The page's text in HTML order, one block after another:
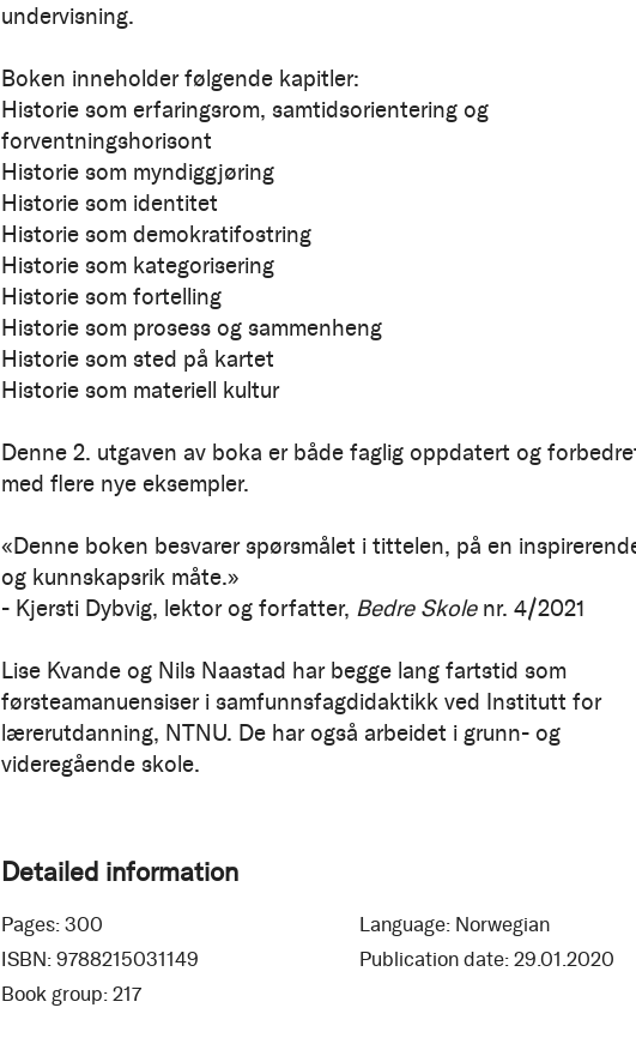
undervisning.
Boken inneholder følgende kapitler:
Historie som erfaringsrom, samtidsorientering og
forventningshorisont
Historie som myndiggjøring
Historie som identitet
Historie som demokratifostring
Historie som kategorisering
Historie som fortelling
Historie som prosess og sammenheng
Historie som sted på kartet
Historie som materiell kultur
Denne 2. utgaven av boka er både faglig oppdatert og
med flere nye eksempler.
«Denne boken besvarer spørsmålet i tittelen, på en
og kunnskapsrik måte.»
- Kjersti Dybvig, lektor og forfatter, Bedre Skolenr. 4/2021
Lise Kvande og Nils Naastad har begge lang fartstid som
førsteamanuensiser i samfunnsfagdidaktikk ved Institutt for
lærerutdanning, NTNU. De har også arbeidet i grunn- og
videregående skole.
Detailed information
Pages: 300 Language: Norwegian
ISBN: 9788215031149 Publication date: 29.01.2020
Book group: 217